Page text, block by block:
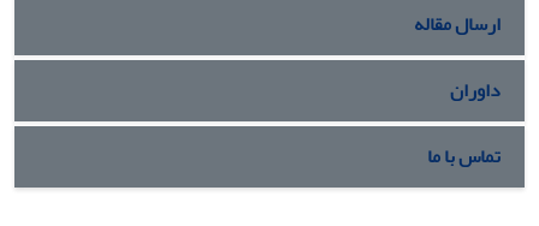
ارسال مقاله
داوران
تماس با ما